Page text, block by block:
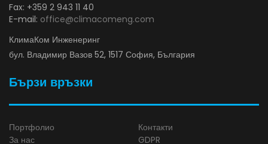
Fax: +359 2 943 11 40
E-mail: office@climacomeng.com
КлимаКом Инженеринг
бул. Владимир Вазов 52, 1517 София, България
Бързи връзки
Портфолио
За нас
Контакти
GDPR